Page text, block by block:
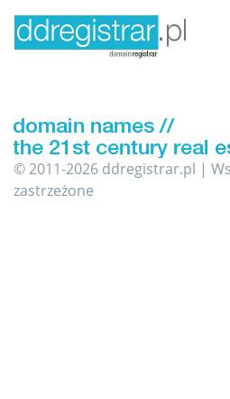
© 2011-2026 ddregistrar.pl |
zastrzeżone